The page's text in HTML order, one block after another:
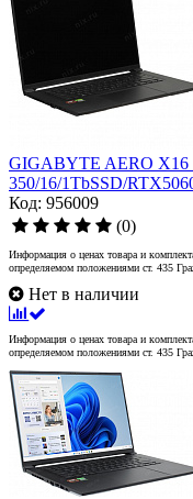
GIGABYTE AERO X16
350/16/1TbSSD/
Код: 956009
(0)
Информация о ценах товара и
определяемом положениями ст. 435
Нет в наличии
Информация о ценах товара и
определяемом положениями ст. 435